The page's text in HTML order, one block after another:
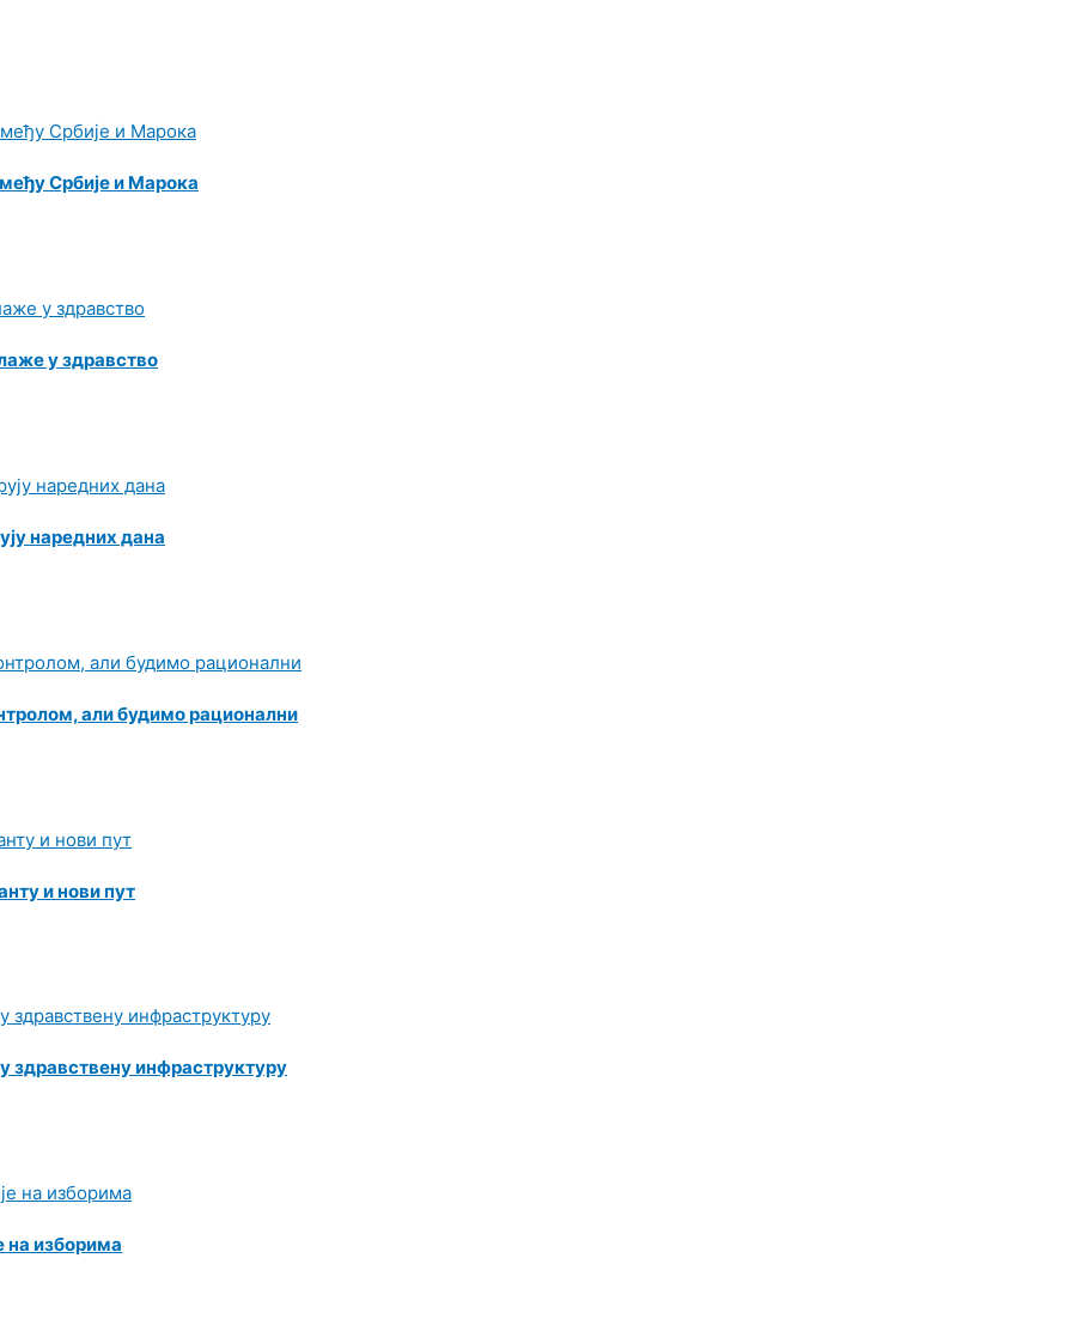
Србије и Марока
у здравство
наредних дана
али будимо рационални
и нови пут
здравствену инфраструктуру
на изборима